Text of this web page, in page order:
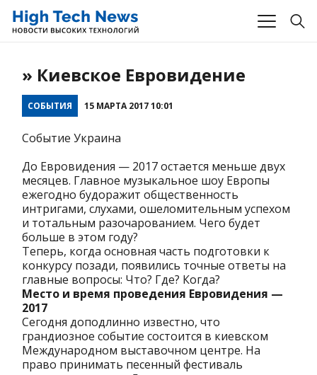
» Киевское Евровидение
СОБЫТИЯ 15 МАРТА 2017 10:01
Событие Украина
До Евровидения — 2017 остается меньше двух
месяцев. Главное музыкальное шоу Европы
ежегодно будоражит общественность
интригами, слухами, ошеломительным успехом
и тотальным разочарованием. Чего будет
больше в этом году?
Теперь, когда основная часть подготовки к
конкурсу позади, появились точные ответы на
главные вопросы: Что? Где? Когда?
Место и время проведения Евровидения —
2017
Сегодня доподлинно известно, что
грандиозное событие состоится в киевском
Международном выставочном центре. На
право принимать песенный фестиваль